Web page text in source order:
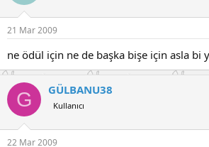
21 Mar 2009
ne ödül için ne de başka bişe için asla bi
G GÜLBANU38
Kullanıcı
22 Mar 2009